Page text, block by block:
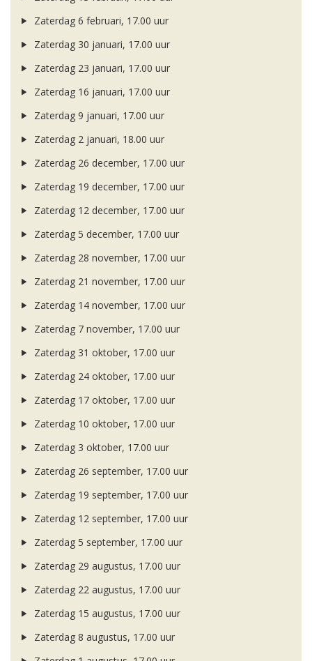
Zaterdag 6 februari, 17.00 uur
Zaterdag 30 januari, 17.00 uur
Zaterdag 23 januari, 17.00 uur
Zaterdag 16 januari, 17.00 uur
Zaterdag 9 januari, 17.00 uur
Zaterdag 2 januari, 18.00 uur
Zaterdag 26 december, 17.00 uur
Zaterdag 19 december, 17.00 uur
Zaterdag 12 december, 17.00 uur
Zaterdag 5 december, 17.00 uur
Zaterdag 28 november, 17.00 uur
Zaterdag 21 november, 17.00 uur
Zaterdag 14 november, 17.00 uur
Zaterdag 7 november, 17.00 uur
Zaterdag 31 oktober, 17.00 uur
Zaterdag 24 oktober, 17.00 uur
Zaterdag 17 oktober, 17.00 uur
Zaterdag 10 oktober, 17.00 uur
Zaterdag 3 oktober, 17.00 uur
Zaterdag 26 september, 17.00 uur
Zaterdag 19 september, 17.00 uur
Zaterdag 12 september, 17.00 uur
Zaterdag 5 september, 17.00 uur
Zaterdag 29 augustus, 17.00 uur
Zaterdag 22 augustus, 17.00 uur
Zaterdag 15 augustus, 17.00 uur
Zaterdag 8 augustus, 17.00 uur